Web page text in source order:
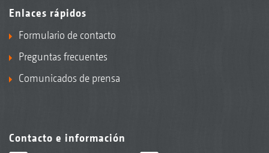
Enlaces rápidos
Formulario de contacto
Preguntas frecuentes
Comunicados de prensa
Contacto e información